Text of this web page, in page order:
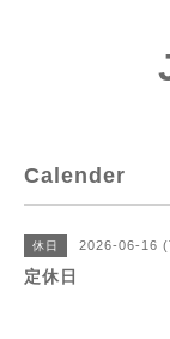
Calender
休日 2026-06-16
定休日